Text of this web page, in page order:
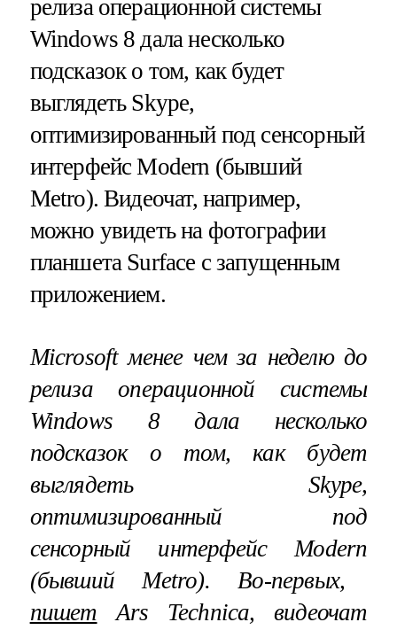
релиза операционной системы
Windows 8 дала несколько
подсказок о том, как будет
выглядеть Skype,
оптимизированный под сенсорный
интерфейс Modern (бывший
Metro). Видеочат, например,
можно увидеть на фотографии
планшета Surface с запущенным
приложением.
Microsoft менее чем за неделю до
релиза операционной системы
Windows8 дала несколько
подсказок о том, как будет
выглядетьSkype,
оптимизированный под
сенсорный интерфейсModern
(бывшийMetro). Во-первых,
пишет
Ars Technica, видеочат